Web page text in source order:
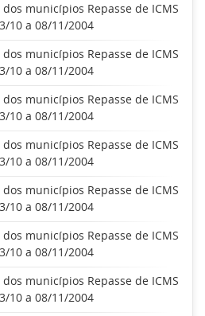
municípios Repasse de ICMS
10 a 08/11/2004
municípios Repasse de ICMS
10 a 08/11/2004
municípios Repasse de ICMS
10 a 08/11/2004
municípios Repasse de ICMS
10 a 08/11/2004
municípios Repasse de ICMS
10 a 08/11/2004
municípios Repasse de ICMS
10 a 08/11/2004
municípios Repasse de ICMS
10 a 08/11/2004